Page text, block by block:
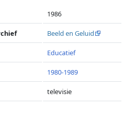
1986
Beeld en Geluid
Educatief
1980-1989
televisie